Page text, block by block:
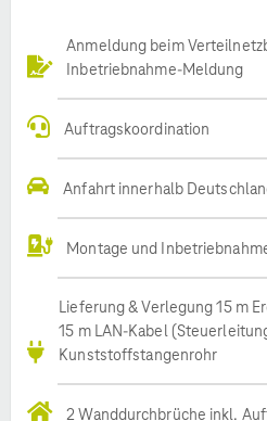
Anmeldung beim
Inbetriebnahme-Meldung
Auftragskoordination
Anfahrt innerhalb
Montage und
Lieferung & Verlegung 15 m
15 m LAN-Kabel
Kunststoffstangenrohr
2 Wanddurchbrüche inkl.